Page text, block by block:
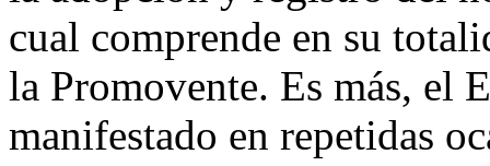
cual comprende en su
la Promovente. Es más, el
manifestado en repetidas